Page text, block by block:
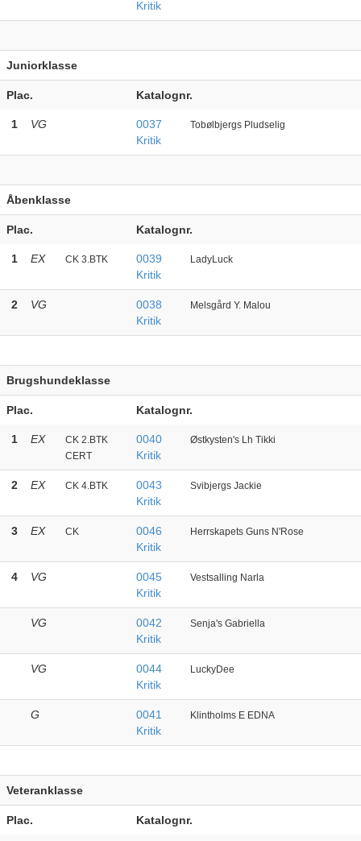
Kritik
Juniorklasse
Plac. Katalognr.
1 VG
0037
Kritik
Tobølbjergs Pludselig
Åbenklasse
Plac. Katalognr.
1 EX CK 3.BTK
0039
Kritik
LadyLuck
2 VG
0038
Kritik
Melsgård Y. Malou
Brugshundeklasse
Plac. Katalognr.
1 EX
CK 2.BTK
CERT
0040
Kritik
Østkysten's Lh Tikki
2 EX CK 4.BTK
0043
Kritik
Svibjergs Jackie
3 EX CK
0046
Kritik
Herrskapets Guns N'Rose
4 VG
0045
Kritik
Vestsalling Narla
VG
0042
Kritik
Senja's Gabriella
VG
0044
Kritik
LuckyDee
G
0041
Kritik
Klintholms E EDNA
Veteranklasse
Plac. Katalognr.